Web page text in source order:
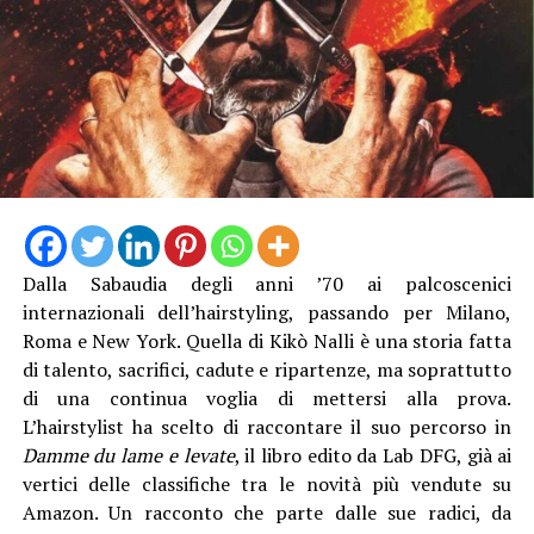
“La struttura messa in funzione questa mattina è lunga
13 metri e alta 3 metri, con travi in acciaio e specifici
trattamenti protettivi per garantire la durabilità anche
in ambienti marini”, è stato spiegato. Con il direttore
generale Natalino Corbo e il presidente del Consorzio di
Bonifica Lino Conti, erano presenti l’assessore regionale
all’Agricoltura Giancarlo Righini, il direttore generale di
Anbi Lazio Andrea Renna, il presidente della
commissione regionale attività produttive, Vittorio
Sambucci e il sindaco di Terracina Francesco Giannetti.
Dalla Sabaudia degli anni ’70 ai palcoscenici
internazionali dell’hairstyling, passando per Milano,
Roma e New York. Quella di Kikò Nalli è una storia fatta
di talento, sacrifici, cadute e ripartenze, ma soprattutto
di una continua voglia di mettersi alla prova.
L’hairstylist ha scelto di raccontare il suo percorso in
Damme du lame e levate, il libro edito da Lab DFG, già ai
vertici delle classifiche tra le novità più vendute su
Amazon. Un racconto che parte dalle sue radici, da